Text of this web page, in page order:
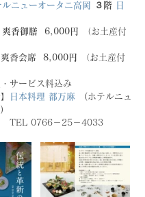
ルニューオータニ高岡 ３階
日
爽香御膳  6,000円
（お土産付
席  8,000円
（お土産付
サービス料込み
日本料理 都万麻
(ホテルニュ
TEL 0766－25－4033